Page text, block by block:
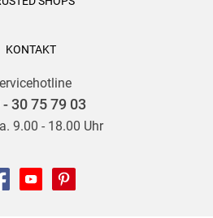
KONTAKT
- 30 75 79 03
9.00 - 18.00 Uhr